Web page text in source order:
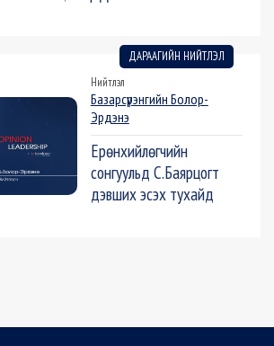
ДАРААГИЙН НИЙТЛЭЛ
Нийтлэл
Базарсүрэнгийн Болор-
Эрдэнэ
Ерөнхийлөгчийн
сонгуульд С.Баярцогт
дэвших эсэх тухайд